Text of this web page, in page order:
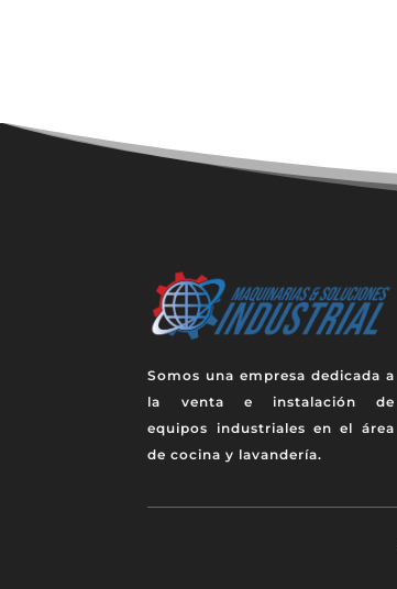
Somos una empresa dedicada a
la venta e instalación de
equipos industriales en el área
de cocina y lavandería.